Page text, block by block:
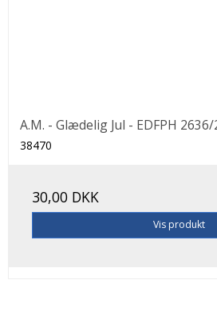
A.M. - Glædelig Jul - EDFPH 2636/
38470
30,00 DKK
Vis produkt